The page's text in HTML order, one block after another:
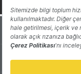
Hakkında
Katkıda Bulun